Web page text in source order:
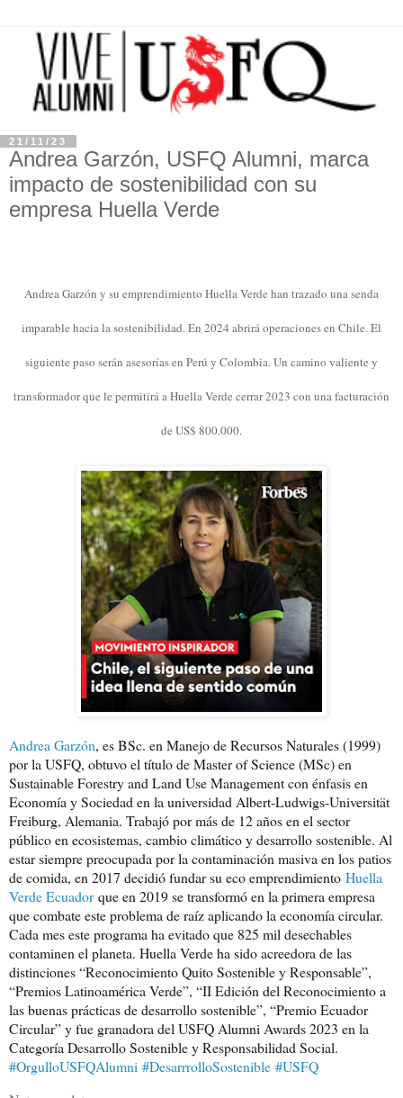
21/11/23
Andrea Garzón, USFQ Alumni, marca
impacto de sostenibilidad con su
empresa Huella Verde
Andrea Garzón y su emprendimiento Huella Verde han trazado una senda
imparable hacia la sostenibilidad. En 2024 abrirá operaciones en Chile. El
siguiente paso serán asesorías en Perú y Colombia. Un camino valiente y
transformador que le permitirá a Huella Verde cerrar 2023 con una facturación
de US$ 800.000.
Andrea Garzón, es BSc. en Manejo de Recursos Naturales (1999)
por la USFQ, obtuvo el título de Master of Science (MSc) en
Sustainable Forestry and Land Use Management con énfasis en
Economía y Sociedad en la universidad Albert-Ludwigs-Universität
Freiburg, Alemania. Trabajó por más de 12 años en el sector
público en ecosistemas, cambio climático y desarrollo sostenible. Al
estar siempre preocupada por la contaminación masiva en los patios
de comida, en 2017 decidió fundar su eco emprendimiento Huella
Verde Ecuadorque en 2019 se transformó en la primera empresa
que combate este problema de raíz aplicando la economía circular.
Cada mes este programa ha evitado que 825 mil desechables
contaminen el planeta. Huella Verde ha sido acreedora de las
distinciones “Reconocimiento Quito Sostenible y Responsable”,
“Premios Latinoamérica Verde”, “II Edición del Reconocimiento a
las buenas prácticas de desarrollo sostenible”, “Premio Ecuador
Circular” y fue granadora del USFQ Alumni Awards 2023 en la
Categoría Desarrollo Sostenible y Responsabilidad Social.
#OrgulloUSFQAlumni #DesarrrolloSostenible #USFQ